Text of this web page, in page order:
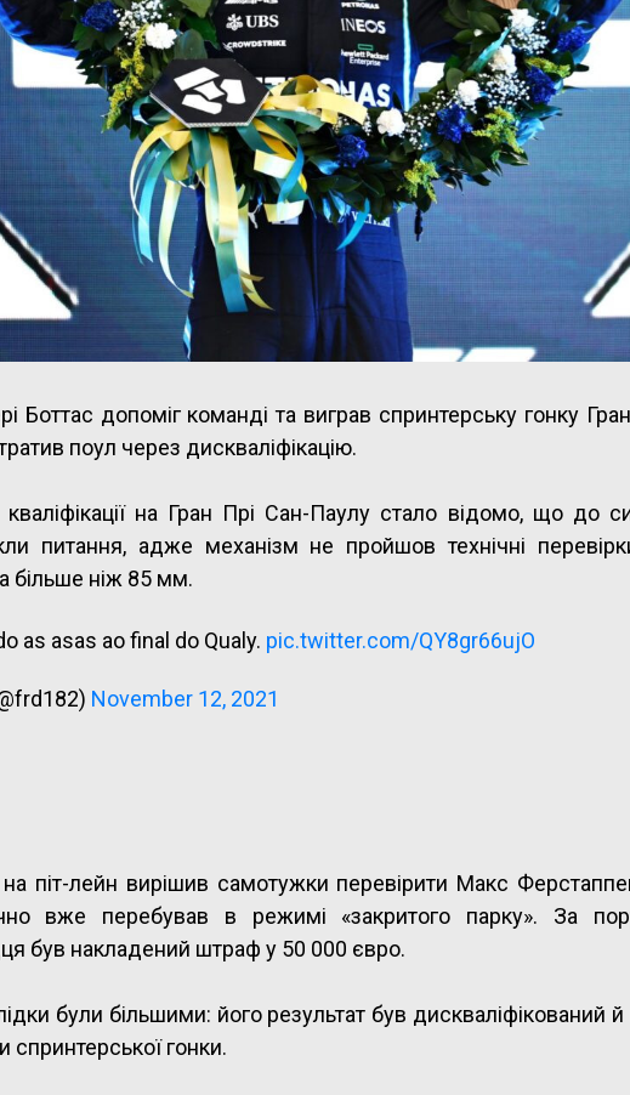
Боттас допоміг команді та виграв спринтерську гонку
поул через дискваліфікацію.
кваліфікації на Гран Прі Сан-Паулу стало відомо, що до
питання, адже механізм не пройшов технічні
більше ніж 85 мм.
as asas ao final do Qualy. pic.twitter.com/QY8gr66ujO
November 12, 2021
піт-лейн вирішив самотужки перевірити Макс
вже перебував в режимі «закритого парку». За
був накладений штраф у 50 000 євро.
були більшими: його результат був дискваліфікований
спринтерської гонки.